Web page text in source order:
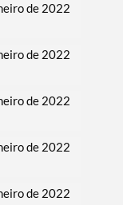
de 2022
de 2022
de 2022
de 2022
de 2022